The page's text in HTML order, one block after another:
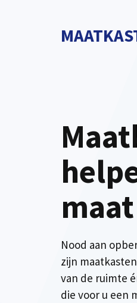
maat
Nood aan
zijn
van de ruimte
die voor u een